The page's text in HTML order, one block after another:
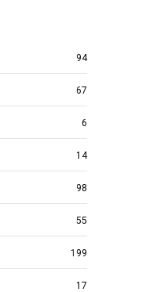
94
67
6
14
98
55
199
17